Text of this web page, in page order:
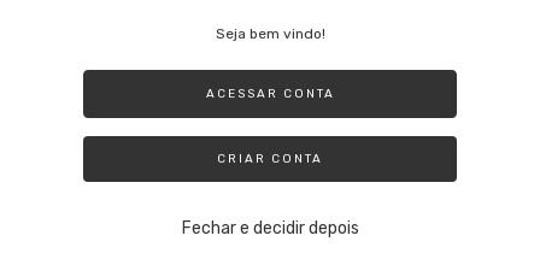
O que se evitar no dia a dia com a prata:
Evite usar a Prata ao fazer tarefas domésticas que possam envolver o
Seja bem vindo!
ACESSAR CONTA
CRIAR CONTA
Fechar e decidir depois